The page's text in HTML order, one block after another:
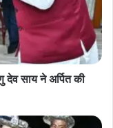
देव साय ने अर्पित की